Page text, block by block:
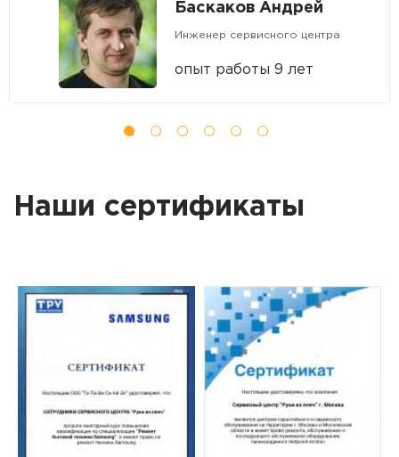
Баскаков Андрей
Инженер сервисного центра
опыт работы 9 лет
Наши сертификаты